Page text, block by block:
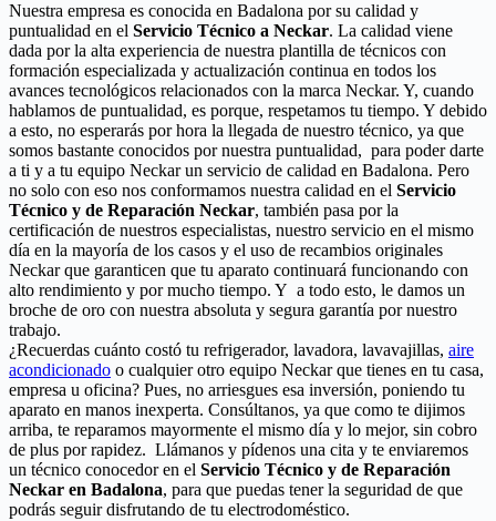
Nuestra empresa es conocida en Badalona por su calidad y
puntualidad en el Servicio Técnico a Neckar. La calidad viene
dada por la alta experiencia de nuestra plantilla de técnicos con
formación especializada y actualización continua en todos los
avances tecnológicos relacionados con la marca Neckar. Y, cuando
hablamos de puntualidad, es porque, respetamos tu tiempo. Y debido
a esto, no esperarás por hora la llegada de nuestro técnico, ya que
somos bastante conocidos por nuestra puntualidad, para poder darte
a ti y a tu equipo Neckar un servicio de calidad en Badalona. Pero
no solo con eso nos conformamos nuestra calidad en el Servicio
Técnico y de Reparación Neckar, también pasa por la
certificación de nuestros especialistas, nuestro servicio en el mismo
día en la mayoría de los casos y el uso de recambios originales
Neckar que garanticen que tu aparato continuará funcionando con
alto rendimiento y por mucho tiempo. Y a todo esto, le damos un
broche de oro con nuestra absoluta y segura garantía por nuestro
trabajo.
¿Recuerdas cuánto costó tu refrigerador, lavadora, lavavajillas, aire
acondicionado o cualquier otro equipo Neckar que tienes en tu casa,
empresa u oficina? Pues, no arriesgues esa inversión, poniendo tu
aparato en manos inexperta. Consúltanos, ya que como te dijimos
arriba, te reparamos mayormente el mismo día y lo mejor, sin cobro
de plus por rapidez. Llámanos y pídenos una cita y te enviaremos
un técnico conocedor en el Servicio Técnico y de Reparación
Neckar en Badalona, para que puedas tener la seguridad de que
podrás seguir disfrutando de tu electrodoméstico.